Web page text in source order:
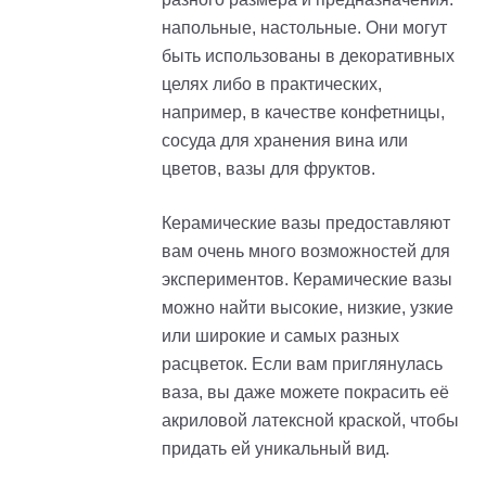
напольные, настольные. Они могут
быть использованы в декоративных
целях либо в практических,
например, в качестве конфетницы,
сосуда для хранения вина или
цветов, вазы для фруктов.
Керамические вазы предоставляют
вам очень много возможностей для
экспериментов. Керамические вазы
можно найти высокие, низкие, узкие
или широкие и самых разных
расцветок. Если вам приглянулась
ваза, вы даже можете покрасить её
акриловой латексной краской, чтобы
придать ей уникальный вид.